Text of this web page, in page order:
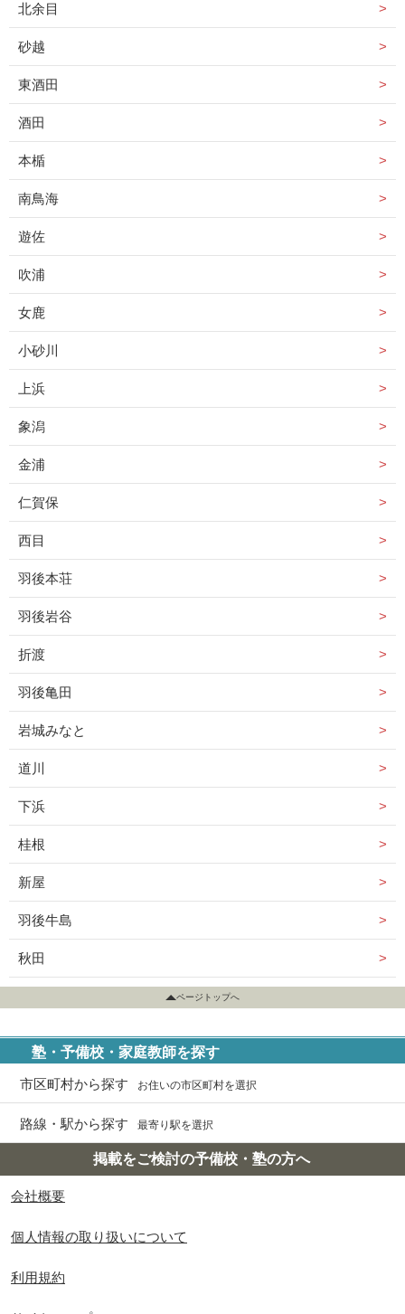
北余目
砂越
東酒田
酒田
本楯
南鳥海
遊佐
吹浦
女鹿
小砂川
上浜
象潟
金浦
仁賀保
西目
羽後本荘
羽後岩谷
折渡
羽後亀田
岩城みなと
道川
下浜
桂根
新屋
羽後牛島
秋田
ページトップへ
塾・予備校・家庭教師を探す
市区町村から探す お住いの市区町村を選択
路線・駅から探す 最寄り駅を選択
掲載をご検討の予備校・塾の方へ
会社概要
個人情報の取り扱いについて
利用規約